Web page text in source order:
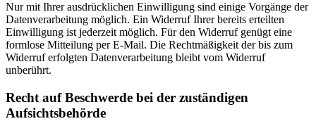
Nur mit Ihrer ausdrücklichen Einwilligung sind einige Vorgänge der
Datenverarbeitung möglich. Ein Widerruf Ihrer bereits erteilten
Einwilligung ist jederzeit möglich. Für den Widerruf genügt eine
formlose Mitteilung per E-Mail. Die Rechtmäßigkeit der bis zum
Widerruf erfolgten Datenverarbeitung bleibt vom Widerruf
unberührt.
Recht auf Beschwerde bei der zuständigen
Aufsichtsbehörde